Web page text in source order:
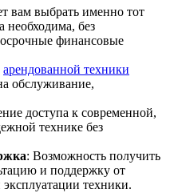
вам выбрать именно тот
без
финансовые
арендованной техники
обслуживание,
доступа к современной,
технике без
: Возможность получить
и поддержку от
техники.